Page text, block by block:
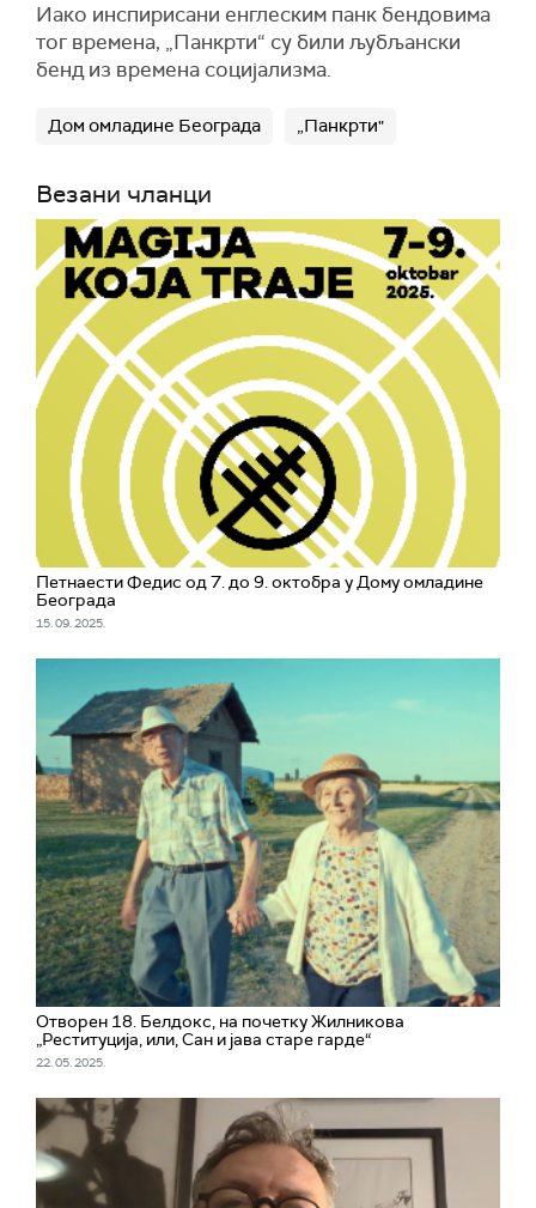
Иако инспирисани енглеским панк бендовима
тог времена, „Панкрти“ су били љубљански
бенд из времена социјализма.
Дом омладине Београда „Панкрти"
Везани чланци
Петнаести Федис од 7. до 9. октобра у Дому омладине
Београда
15. 09. 2025.
Отворен 18. Белдокс, на почетку Жилникова
„Реституција, или, Сан и јава старе гарде“
22. 05. 2025.